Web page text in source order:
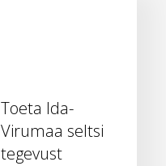
Toeta Ida-
Virumaa seltsi
tegevust